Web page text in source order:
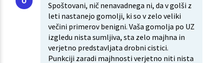
Spoštovani, nič nenavadnega ni, da v golši z
leti nastanejo gomolji, ki so v zelo veliki
večini primerov benigni. Vaša gomolja po UZ
izgledu nista sumljiva, sta zelo majhna in
verjetno predstavljata drobni cistici.
Punkciji zaradi majhnosti verjetno niti nista